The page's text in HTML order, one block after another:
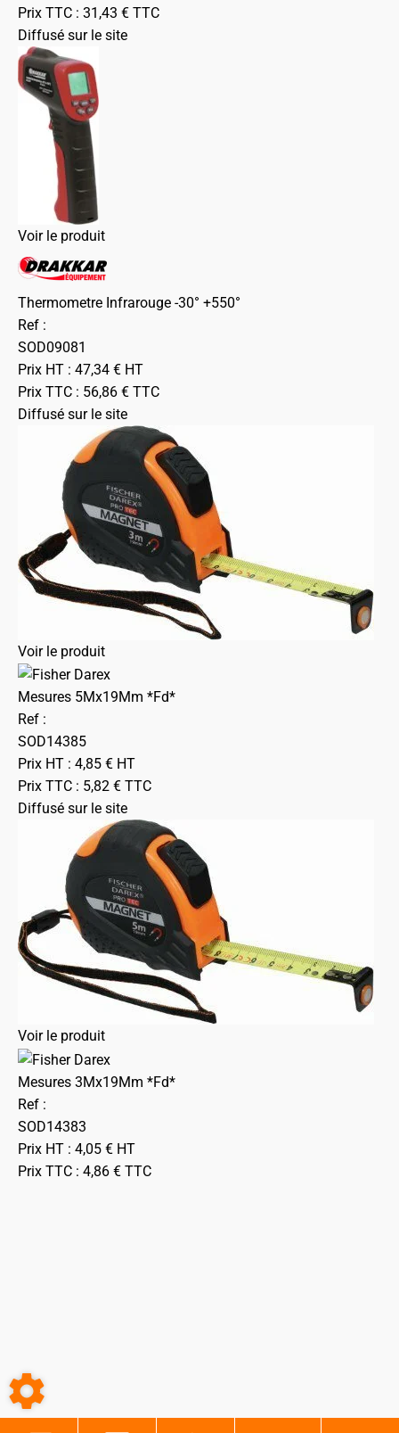
Prix TTC : 31,43 € TTC
Diffusé sur le site
Voir le produit
Thermometre Infrarouge -30° +550°
Ref :
SOD09081
Prix HT : 47,34 € HT
Prix TTC : 56,86 € TTC
Diffusé sur le site
Voir le produit
Mesures 5Mx19Mm *Fd*
Ref :
SOD14385
Prix HT : 4,85 € HT
Prix TTC : 5,82 € TTC
Diffusé sur le site
Voir le produit
Mesures 3Mx19Mm *Fd*
Ref :
SOD14383
Prix HT : 4,05 € HT
Prix TTC : 4,86 € TTC